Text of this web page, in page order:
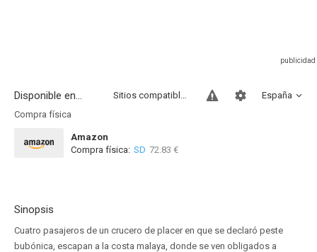
Disponible en... España
Sitios compatibles
Compra física
Amazon
Compra física: SD 72.83 €
Sinopsis
Cuatro pasajeros de un crucero de placer en que se declaró peste
bubónica, escapan a la costa malaya, donde se ven obligados a